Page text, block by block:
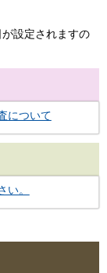
設定されますの
について
。